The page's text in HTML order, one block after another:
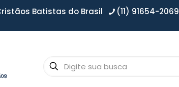
Batistas do Brasil (11) 91654-2069